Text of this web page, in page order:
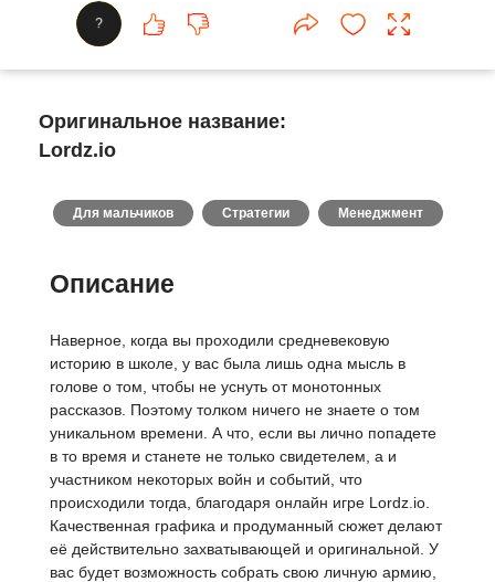
?
Оригинальное название:
Lordz.io
Для мальчиков Стратегии Менеджмент
Описание
Наверное, когда вы проходили средневековую
историю в школе, у вас была лишь одна мысль в
голове о том, чтобы не уснуть от монотонных
рассказов. Поэтому толком ничего не знаете о том
уникальном времени. А что, если вы лично попадете
в то время и станете не только свидетелем, а и
участником некоторых войн и событий, что
происходили тогда, благодаря онлайн игре Lordz.io.
Качественная графика и продуманный сюжет делают
её действительно захватывающей и оригинальной. У
вас будет возможность собрать свою личную армию,